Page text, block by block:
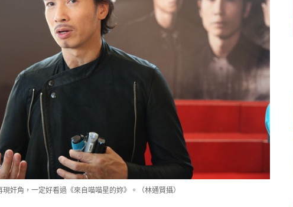
奸角，一定好看過《來自喵喵星的妳》。（林通賢攝）